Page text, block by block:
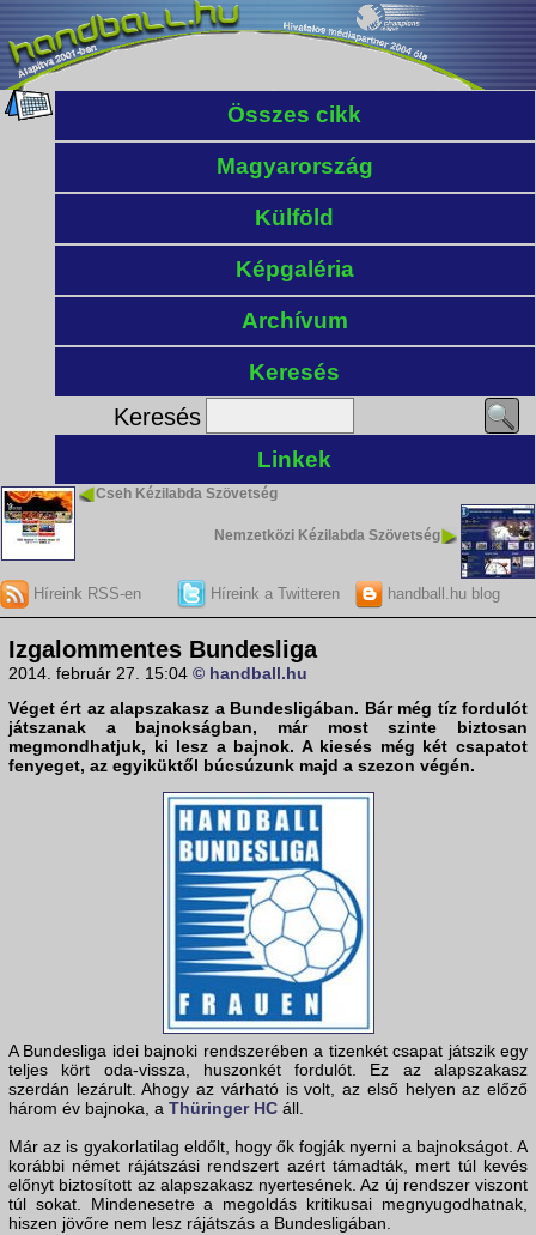
Összes cikk
Magyarország
Külföld
Képgaléria
Archívum
Keresés
Keresés
Linkek
Cseh Kézilabda Szövetség
Nemzetközi Kézilabda Szövetség
Híreink RSS-en Híreink a Twitteren handball.hu blog
Izgalommentes Bundesliga
2014. február 27. 15:04 © handball.hu
Véget ért az alapszakasz a Bundesligában. Bár még tíz fordulót
játszanak a bajnokságban, már most szinte biztosan
megmondhatjuk, ki lesz a bajnok. A kiesés még két csapatot
fenyeget, az egyiküktől búcsúzunk majd a szezon végén.
A Bundesliga idei bajnoki rendszerében a tizenkét csapat játszik egy
teljes kört oda-vissza, huszonkét fordulót. Ez az alapszakasz
szerdán lezárult. Ahogy az várható is volt, az első helyen az előző
három év bajnoka, a Thüringer HC áll.
Már az is gyakorlatilag eldőlt, hogy ők fogják nyerni a bajnokságot. A
korábbi német rájátszási rendszert azért támadták, mert túl kevés
előnyt biztosított az alapszakasz nyertesének. Az új rendszer viszont
túl sokat. Mindenesetre a megoldás kritikusai megnyugodhatnak,
hiszen jövőre nem lesz rájátszás a Bundesligában.